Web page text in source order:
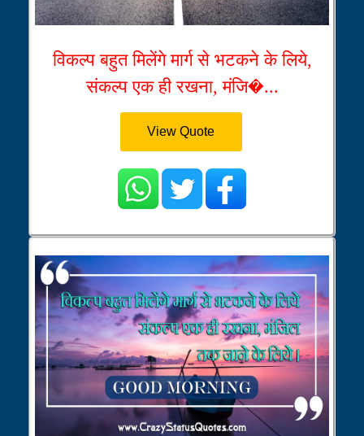
विकल्प बहुत मिलेंगे मार्ग से भटकने के लिये,
संकल्प एक ही रखना, मंजि�...
View Quote